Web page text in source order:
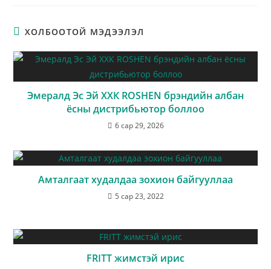
ХОЛБООТОЙ МЭДЭЭЛЭЛ
Эмералд Эс Эй ХХК ROSHEN брэндийн албан
ёсны дистрибьютор боллоо
6 сар 29, 2026
Амталгаат худалдаа зохион байгууллаа
5 сар 23, 2022
FRITT жимстэй ирис